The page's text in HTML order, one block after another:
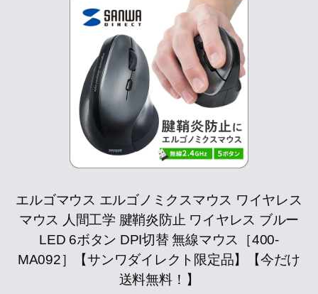
エルゴマウス エルゴノミクスマウス ワイヤレス
マウス 人間工学 腱鞘炎防止 ワイヤレス ブルー
LED 6ボタン DPI切替 無線マウス［400-
MA092］【サンワダイレクト限定品】【今だけ
送料無料！】